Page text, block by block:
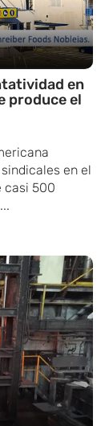
en
produce el
en el
casi 500